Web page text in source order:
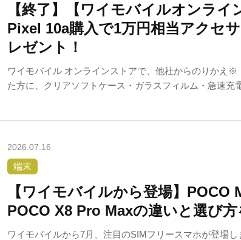
【終了】【ワイモバイルオンラ
Pixel 10a購入で1万円相当アクセ
レゼント！
ワイモバイル オンラインストアで、他社からのりかえ※
た方に、クリアソフトケース・ガラスフィルム・急速充
2026.07.16
端末
【ワイモバイルから登場】POCO
POCO X8 Pro Maxの違いと選び
ワイモバイルから7月、注目のSIMフリースマホが登場